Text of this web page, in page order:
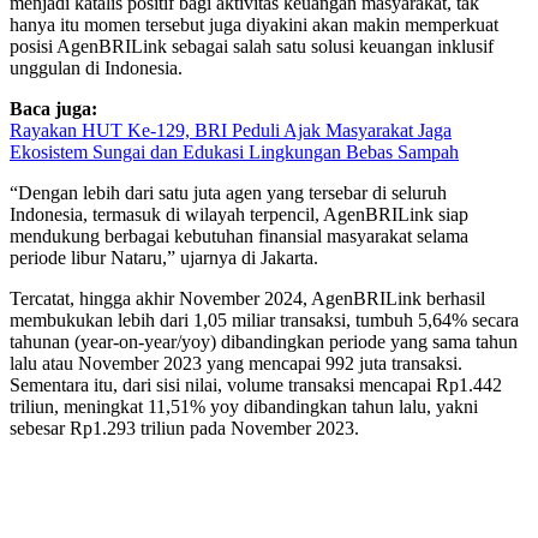
hanya itu momen tersebut juga diyakini akan makin memperkuat
posisi AgenBRILink sebagai salah satu solusi keuangan inklusif
unggulan di Indonesia.
Baca juga:
Rayakan HUT Ke-129, BRI Peduli Ajak Masyarakat Jaga
Ekosistem Sungai dan Edukasi Lingkungan Bebas Sampah
“Dengan lebih dari satu juta agen yang tersebar di seluruh
Indonesia, termasuk di wilayah terpencil, AgenBRILink siap
mendukung berbagai kebutuhan finansial masyarakat selama
periode libur Nataru,” ujarnya di Jakarta.
Tercatat, hingga akhir November 2024, AgenBRILink berhasil
membukukan lebih dari 1,05 miliar transaksi, tumbuh 5,64% secara
tahunan (year-on-year/yoy) dibandingkan periode yang sama tahun
lalu atau November 2023 yang mencapai 992 juta transaksi.
Sementara itu, dari sisi nilai, volume transaksi mencapai Rp1.442
triliun, meningkat 11,51% yoy dibandingkan tahun lalu, yakni
sebesar Rp1.293 triliun pada November 2023.